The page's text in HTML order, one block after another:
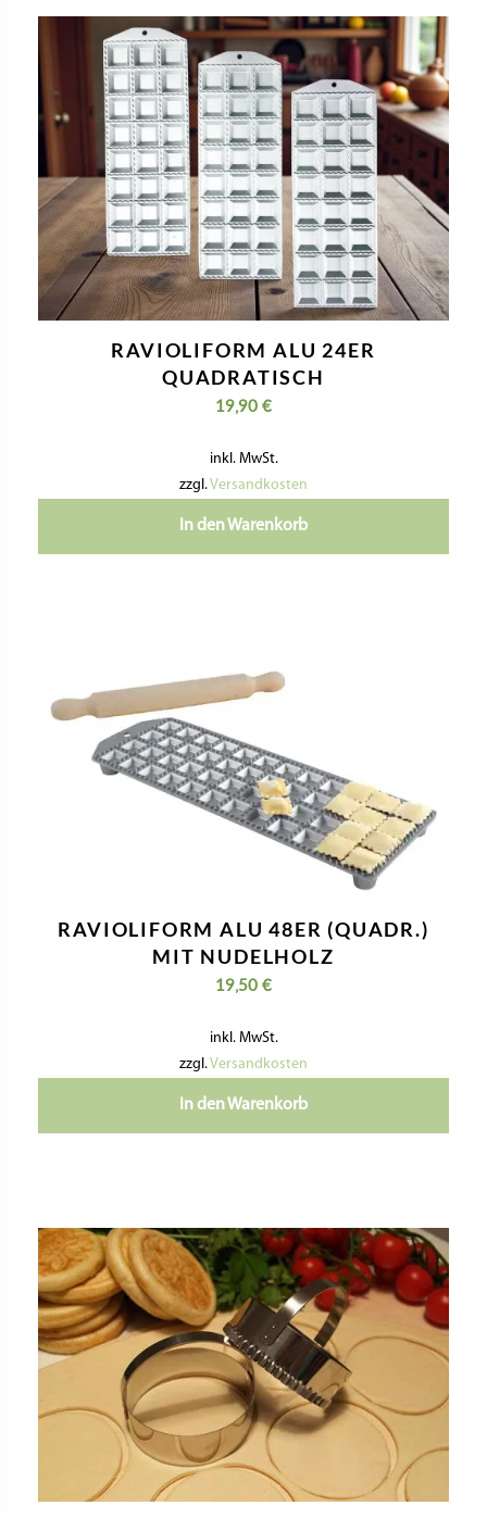
RAVIOLIFORM ALU 24ER
QUADRATISCH
19,90 €
inkl. MwSt.
zzgl.Versandkosten
In den Warenkorb
RAVIOLIFORM ALU 48ER (QUADR.)
MIT NUDELHOLZ
19,50 €
inkl. MwSt.
zzgl.Versandkosten
In den Warenkorb